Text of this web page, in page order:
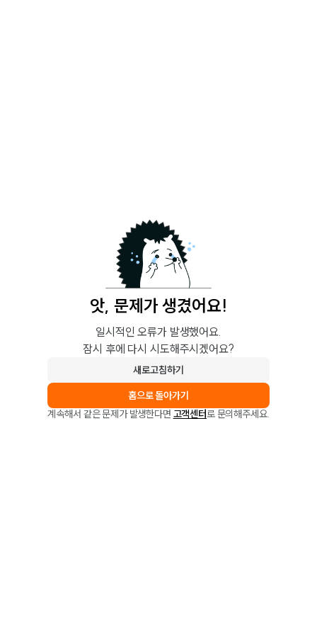
앗, 문제가 생겼어요!
일시적인 오류가 발생했어요.
잠시 후에 다시 시도해주시겠어요?
새로고침하기
홈으로 돌아가기
계속해서 같은 문제가 발생한다면 고객센터로 문의해주세요.